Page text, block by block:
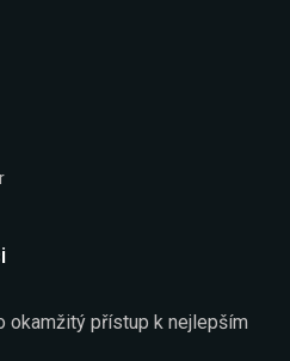
okamžitý přístup k nejlepším